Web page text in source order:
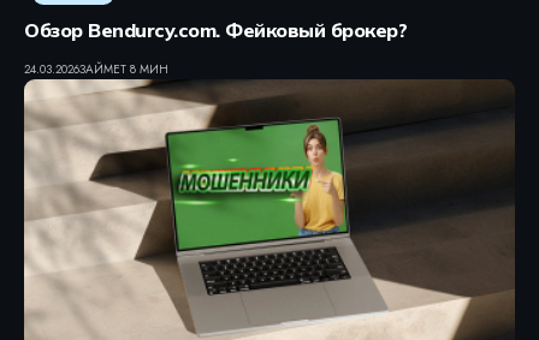
Обзор Bendurcy.com. Фейковый брокер?
24.03.2026ЗАЙМЕТ 8 МИН